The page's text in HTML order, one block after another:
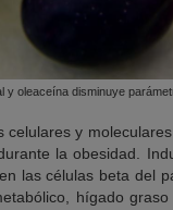
oleaceína disminuye
y
la obesidad.
las células beta del
hígado